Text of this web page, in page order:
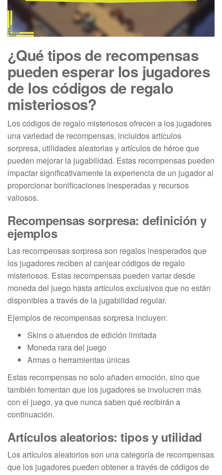
¿Qué tipos de recompensas
pueden esperar los jugadores
de los códigos de regalo
misteriosos?
Los códigos de regalo misteriosos ofrecen a los jugadores
una variedad de recompensas, incluidos artículos
sorpresa, utilidades aleatorias y artículos de héroe que
pueden mejorar la jugabilidad. Estas recompensas pueden
impactar significativamente la experiencia de un jugador al
proporcionar bonificaciones inesperadas y recursos
valiosos.
Recompensas sorpresa: definición y
ejemplos
Las recompensas sorpresa son regalos inesperados que
los jugadores reciben al canjear códigos de regalo
misteriosos. Estas recompensas pueden variar desde
moneda del juego hasta artículos exclusivos que no están
disponibles a través de la jugabilidad regular.
Ejemplos de recompensas sorpresa incluyen:
Skins o atuendos de edición limitada
Moneda rara del juego
Armas o herramientas únicas
Estas recompensas no solo añaden emoción, sino que
también fomentan que los jugadores se involucren más
con el juego, ya que nunca saben qué recibirán a
continuación.
Artículos aleatorios: tipos y utilidad
Los artículos aleatorios son una categoría de recompensas
que los jugadores pueden obtener a través de códigos de